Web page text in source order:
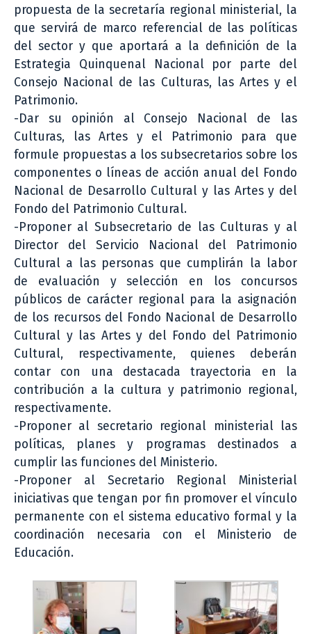
propuesta de la secretaría regional ministerial, la
que servirá de marco referencial de las políticas
del sector y que aportará a la definición de la
Estrategia Quinquenal Nacional por parte del
Consejo Nacional de las Culturas, las Artes y el
Patrimonio.
-Dar su opinión al Consejo Nacional de las
Culturas, las Artes y el Patrimonio para que
formule propuestas a los subsecretarios sobre los
componentes o líneas de acción anual del Fondo
Nacional de Desarrollo Cultural y las Artes y del
Fondo del Patrimonio Cultural.
-Proponer al Subsecretario de las Culturas y al
Director del Servicio Nacional del Patrimonio
Cultural a las personas que cumplirán la labor
de evaluación y selección en los concursos
públicos de carácter regional para la asignación
de los recursos del Fondo Nacional de Desarrollo
Cultural y las Artes y del Fondo del Patrimonio
Cultural, respectivamente, quienes deberán
contar con una destacada trayectoria en la
contribución a la cultura y patrimonio regional,
respectivamente.
-Proponer al secretario regional ministerial las
políticas, planes y programas destinados a
cumplir las funciones del Ministerio.
-Proponer al Secretario Regional Ministerial
iniciativas que tengan por fin promover el vínculo
permanente con el sistema educativo formal y la
coordinación necesaria con el Ministerio de
Educación.